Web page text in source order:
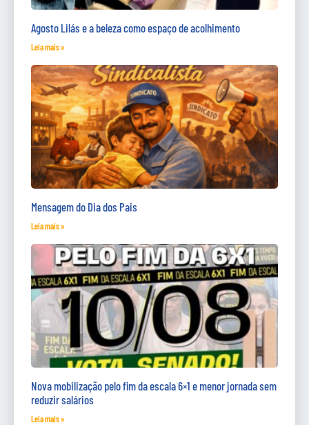
Agosto Lilás e a beleza como espaço de acolhimento
Leia mais »
Mensagem do Dia dos Pais
Leia mais »
Nova mobilização pelo fim da escala 6×1 e menor jornada sem
reduzir salários
Leia mais »